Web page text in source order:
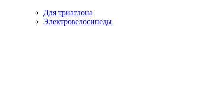
Для триатлона
Электровелосипеды